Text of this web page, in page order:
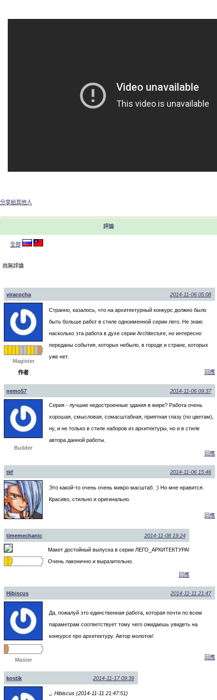
分享給其他人
評論
全部
尚無評論
viracocha 2014-11-06 05:08
Magister
作者
Странно, казалось, что на архитектурный конкурс должно было
быть больше работ в стиле одноименной серии лего. Не знаю
насколько эта работа в духе серии Architecture, но интересно
переданы события, которых небыло, в городе и стране, которых
уже нет.
回應
nemo57 2014-11-06 09:37
Builder
Серия - лучшие недостроенные здания в мире? Работа очень
хорошая, смысловая, сомасштабная, приятная глазу (по цветам),
ну, и не только в стиле наборов из архитектуры, но и в стиле
автора данной работы.
回應
tkf 2014-11-06 15:46
Это какой-то очень очень микро масштаб. :) Но мне нравится.
Красиво, стильно и оригинально.
回應
timemechanic 2014-11-08 19:24
Макет достойный выпуска в серии ЛЕГО_АРХИТЕКТУРА!
Очень лаконично и выразительно.
回應
Hibiscus 2014-11-11 21:47
Master
Да, пожалуй это единственная работа, которая почти по всем
параметрам соответствует тому чего ожидаешь увидеть на
конкурсе про архитектуру. Автор молоток!
回應
kostik 2014-11-17 09:39
↵ Hibiscus (2014-11-11 21:47:51)